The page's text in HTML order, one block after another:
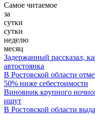
Самое читаемое
за
сутки
сутки
неделю
месяц
Задержанный рассказал,
автостоянка
В Ростовской области
50% ниже себестоимости
Виновник крупного
ищут
В Ростовской области